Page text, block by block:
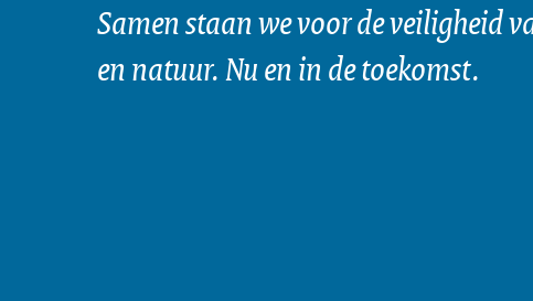
Samen staan we voor de veiligheid
en natuur. Nu en in de toekomst.